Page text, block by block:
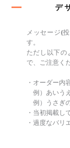
デ
メッセージ(
す。
ただし以下
で、ご注意く
・オーダー内
例）あいう
例）うさ
・当初掲載し
・過度なバリ